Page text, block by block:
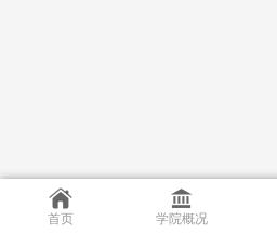
首页 学院概况